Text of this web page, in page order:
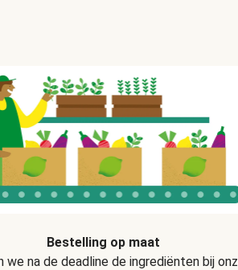
Bestelling op maat
na de deadline de ingrediënten bij